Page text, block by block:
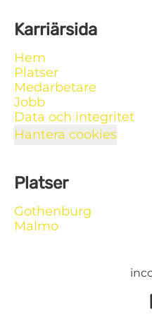
Karriärsida
Hem
Platser
Medarbetare
Jobb
Data och integritet
Hantera cookies
Platser
Gothenburg
Malmo